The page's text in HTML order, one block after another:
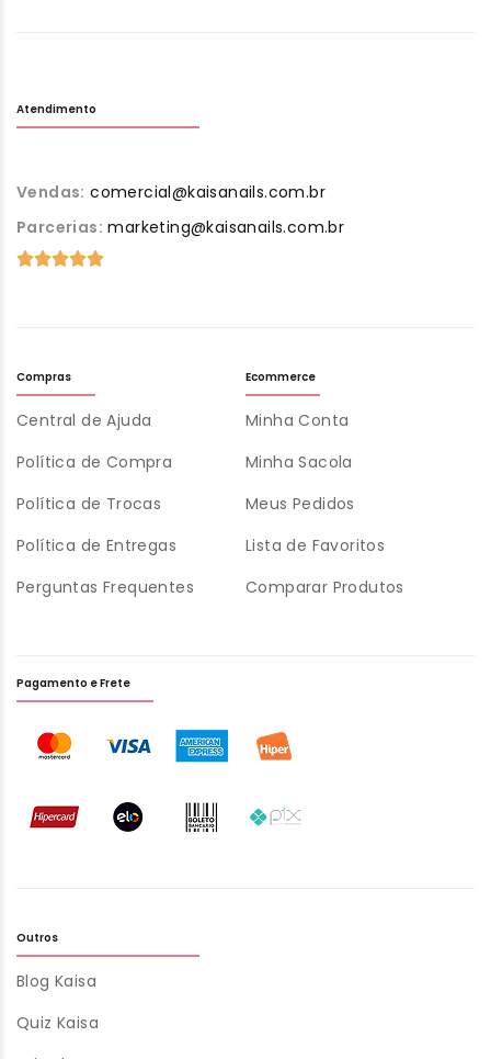
Atendimento
Vendas: comercial@kaisanails.com.br
Parcerias: marketing@kaisanails.com.br
Compras
Central de Ajuda
Política de Compra
Política de Trocas
Política de Entregas
Perguntas Frequentes
Ecommerce
Minha Conta
Minha Sacola
Meus Pedidos
Lista de Favoritos
Comparar Produtos
Outros
Blog Kaisa
Quiz Kaisa
Pagamento e Frete